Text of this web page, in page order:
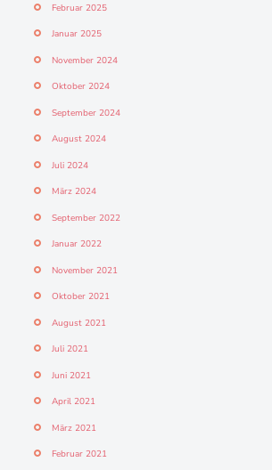
Februar 2025
Januar 2025
November 2024
Oktober 2024
September 2024
August 2024
Juli 2024
März 2024
September 2022
Januar 2022
November 2021
Oktober 2021
August 2021
Juli 2021
Juni 2021
April 2021
März 2021
Februar 2021